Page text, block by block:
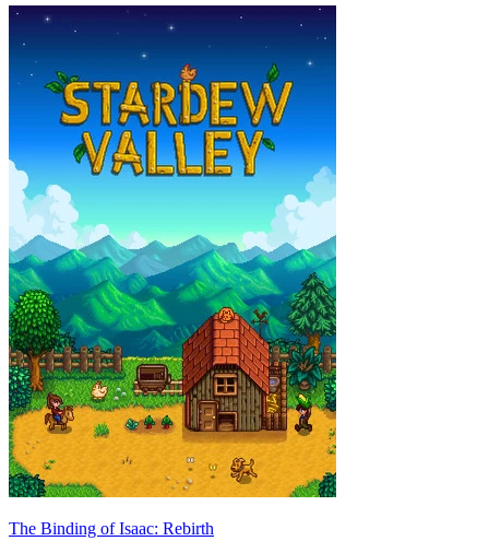
The Binding of Isaac: Rebirth